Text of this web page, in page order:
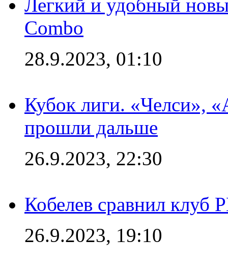
Легкий и удобный
Combo
28.9.2023, 01:10
Кубок лиги. «Челси»,
прошли дальше
26.9.2023, 22:30
Кобелев сравнил клуб
26.9.2023, 19:10